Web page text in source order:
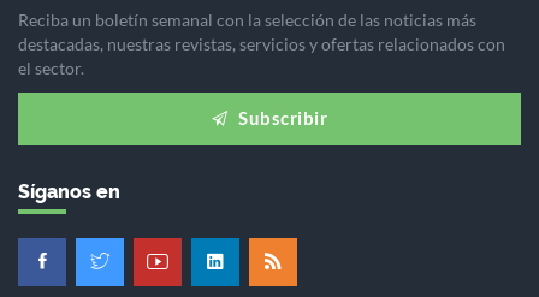
Reciba un boletín semanal con la selección de las noticias más
destacadas, nuestras revistas, servicios y ofertas relacionados con
el sector.
Subscribir
Síganos en